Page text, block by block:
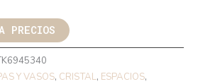
PRECIOS
Y VASOS, CRISTAL, ESPACIOS,